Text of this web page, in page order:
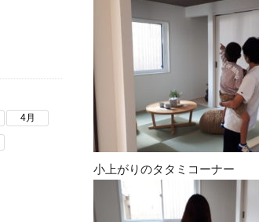
小上がりのタタミコーナー
4月